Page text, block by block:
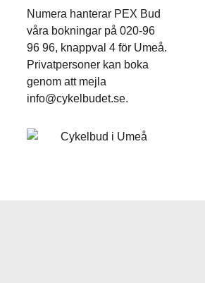
Numera hanterar PEX Bud
våra bokningar på 020-96
96 96, knappval 4 för Umeå.
Privatpersoner kan boka
genom att mejla
info@cykelbudet.se.